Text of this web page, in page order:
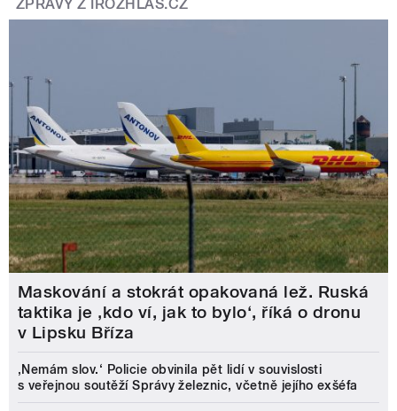
ZPRÁVY Z IROZHLAS.CZ
Maskování a stokrát opakovaná lež. Ruská
taktika je ‚kdo ví, jak to bylo‘, říká o dronu
v Lipsku Bříza
‚Nemám slov.‘ Policie obvinila pět lidí v souvislosti
s veřejnou soutěží Správy železnic, včetně jejího exšéfa